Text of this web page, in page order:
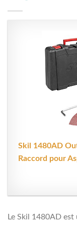
Skil 1480AD
Raccord pour
Le Skil 1480AD est